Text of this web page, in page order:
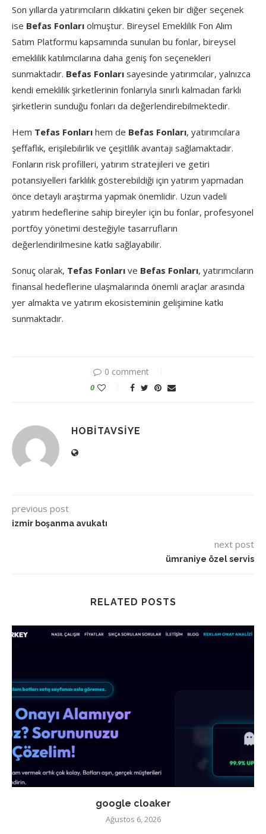
Son yıllarda yatırımcıların dikkatini çeken bir diğer seçenek
ise Befas Fonları olmuştur. Bireysel Emeklilik Fon Alım
Satım Platformu kapsamında sunulan bu fonlar, bireysel
emeklilik katılımcılarına daha geniş fon seçenekleri
sunmaktadır. Befas Fonları sayesinde yatırımcılar, yalnızca
kendi emeklilik şirketlerinin fonlarıyla sınırlı kalmadan farklı
şirketlerin sunduğu fonları da değerlendirebilmektedir.
Hem Tefas Fonları hem de Befas Fonları, yatırımcılara
şeffaflık, erişilebilirlik ve çeşitlilik avantajı sağlamaktadır.
Fonların risk profilleri, yatırım stratejileri ve getiri
potansiyelleri farklılık gösterebildiği için yatırım yapmadan
önce detaylı araştırma yapmak önemlidir. Uzun vadeli
yatırım hedeflerine sahip bireyler için bu fonlar, profesyonel
portföy yönetimi desteğiyle tasarrufların
değerlendirilmesine katkı sağlayabilir.
Sonuç olarak, Tefas Fonları ve Befas Fonları, yatırımcıların
finansal hedeflerine ulaşmalarında önemli araçlar arasında
yer almakta ve yatırım ekosisteminin gelişimine katkı
sunmaktadır.
0 comment
0
HOBITAVSIYE
previous post
izmir boşanma avukatı
next post
ümraniye özel servis
RELATED POSTS
google cloaker
Ağustos 6, 2026